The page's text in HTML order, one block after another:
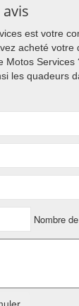
est votre
acheté
Motos
les quadeurs
Nombre